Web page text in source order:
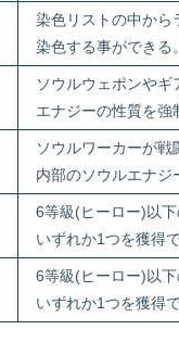
染色リストの中から
染色する事ができる。
ソウルウェポンや
エナジーの性質を強
ソウルワーカーが戦
内部のソウルエナジ
6等級(ヒーロー)以下
いずれか1つを獲得
6等級(ヒーロー)以下
いずれか1つを獲得